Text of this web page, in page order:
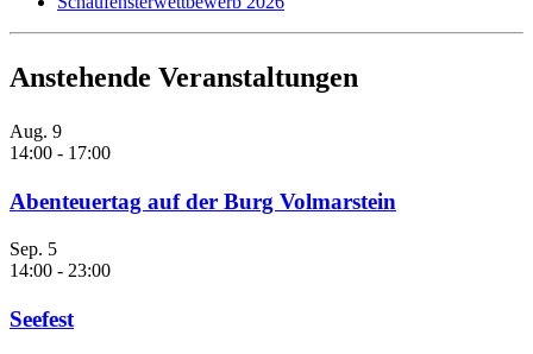
Anstehende Veranstaltungen
Aug. 9
14:00 - 17:00
Abenteuertag auf der Burg Volmarstein
Sep. 5
14:00 - 23:00
Seefest